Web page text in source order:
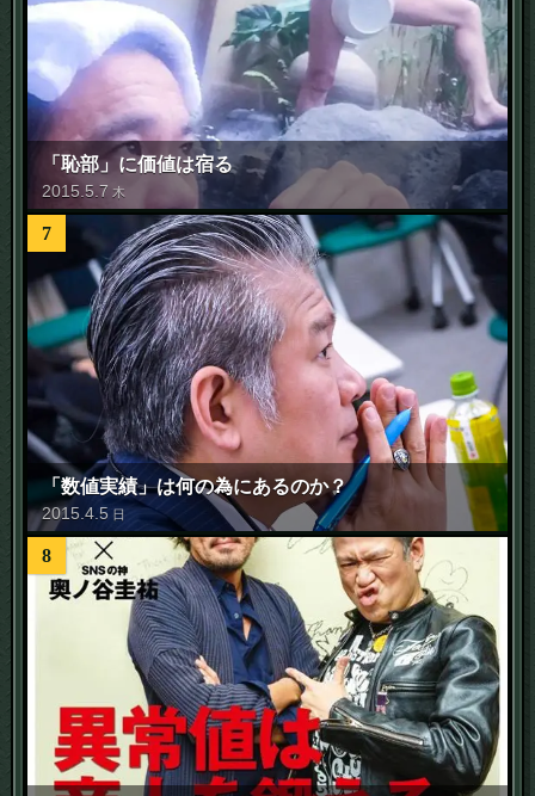
「恥部」に価値は宿る
2015 5 .7 木
7
「数値実績」は何の為にあるのか？
2015 .4 .5 日
8